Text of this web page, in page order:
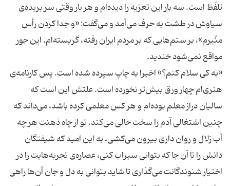
تلفّظ است. سه بار این تعزیه را دیده‌ام و هر بار وقتی سر بریده‌ی
سیاوش در طشت به حرف می‌آمد و می‌گفت: «و جدا کردن رأس
منُیرم»، بر ستم‌هایی که بر مردم ایران رفته، گریسته‌ام. این جور
«به کی سلام کنم؟» اخیرا به چاپ سپرده شده است. پس کارنامه‌ی
هنری‌ام چهار ورق بیش‌تر نخورده است. علتش این است که
سالیان دراز معلم بوده‌ام و هر کس معلمی کرده باشد، می‌داند که
چنین اشتغالی آدم را سخت خالی می‌کند. تو از چاه ذهنت هر چه
آب زلال و روان داری بیرون می‌کشی، به این امید که شیفتگان
دانش را تا آن جا که بتوانی سیراب کنی، عصاره‌ی تجربه‌هایت را در
اختیار شنوندگانت می‌گذاری تا شاید بتوانی به دل و جان آن‌ها راهی